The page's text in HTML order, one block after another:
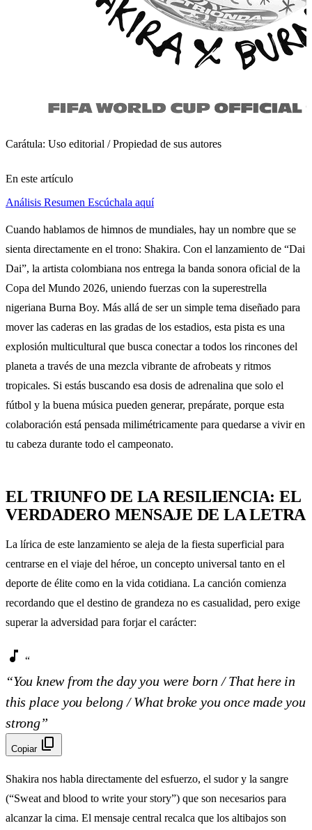
Carátula: Uso editorial / Propiedad de sus autores
En este artículo
Análisis Resumen Escúchala aquí
Cuando hablamos de himnos de mundiales, hay un nombre que se
sienta directamente en el trono: Shakira. Con el lanzamiento de “Dai
Dai”, la artista colombiana nos entrega la banda sonora oficial de la
Copa del Mundo 2026, uniendo fuerzas con la superestrella
nigeriana Burna Boy. Más allá de ser un simple tema diseñado para
mover las caderas en las gradas de los estadios, esta pista es una
explosión multicultural que busca conectar a todos los rincones del
planeta a través de una mezcla vibrante de afrobeats y ritmos
tropicales. Si estás buscando esa dosis de adrenalina que solo el
fútbol y la buena música pueden generar, prepárate, porque esta
colaboración está pensada milimétricamente para quedarse a vivir en
tu cabeza durante todo el campeonato.
EL TRIUNFO DE LA RESILIENCIA: EL
VERDADERO MENSAJE DE LA LETRA
La lírica de este lanzamiento se aleja de la fiesta superficial para
centrarse en el viaje del héroe, un concepto universal tanto en el
deporte de élite como en la vida cotidiana. La canción comienza
recordando que el destino de grandeza no es casualidad, pero exige
superar la adversidad para forjar el carácter:
music_note “
“You knew from the day you were born / That here in
this place you belong / What broke you once made you
strong”
Copiar content_copy
Shakira nos habla directamente del esfuerzo, el sudor y la sangre
(“Sweat and blood to write your story”) que son necesarios para
alcanzar la cima. El mensaje central recalca que los altibajos son